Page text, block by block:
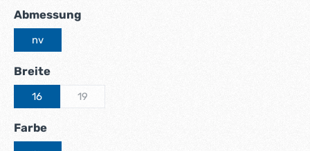
Abmessung
nv
Breiteauswählen
16 19
Farbeauswählen